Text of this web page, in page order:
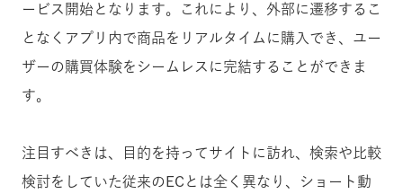
ービス開始となります。これにより、外部に遷移するこ
となくアプリ内で商品をリアルタイムに購入でき、ユー
ザーの購買体験をシームレスに完結することができま
す。
注目すべきは、目的を持ってサイトに訪れ、検索や比較
検討をしていた従来のECとは全く異なり、ショート動